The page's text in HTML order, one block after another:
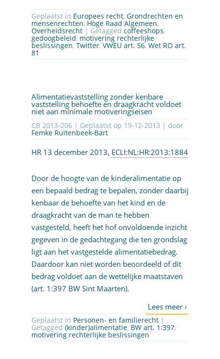
Geplaatst in Europees recht, Grondrechten en
mensenrechten, Hoge Raad Algemeen,
Overheidsrecht | Getagged coffeeshops,
gedoogbeleid, motivering rechterlijke
beslissingen, Twitter, VWEU art. 56, Wet RO art.
81
Alimentatievaststelling zonder kenbare
vaststelling behoefte en draagkracht voldoet
niet aan minimale motiveringseisen
CB 2013-206 | Geplaatst op 19-12-2013 | door
Femke Ruitenbeek-Bart
HR 13 december 2013, ECLI:NL:HR:2013:1884
Door de hoogte van de kinderalimentatie op
een bepaald bedrag te bepalen, zonder daarbij
kenbaar de behoefte van het kind en de
draagkracht van de man te hebben
vastgesteld, heeft het hof onvoldoende inzicht
gegeven in de gedachtegang die ten grondslag
ligt aan het vastgestelde alimentatiebedrag.
Daardoor kan niet worden beoordeeld of dit
bedrag voldoet aan de wettelijke maatstaven
(art. 1:397 BW Sint Maarten).
Geplaatst in Personen- en familierecht|
Getagged (kinder)alimentatie, BW art. 1:397,
motivering rechterlijke beslissingen